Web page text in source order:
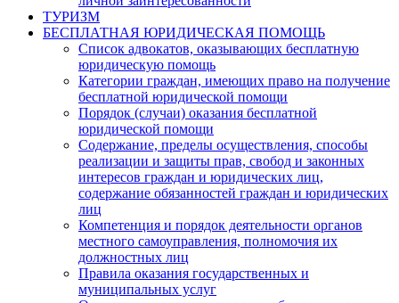
ТУРИЗМ
БЕСПЛАТНАЯ ЮРИДИЧЕСКАЯ ПОМОЩЬ
Список адвокатов, оказывающих бесплатную
юридическую помощь
Категории граждан, имеющих право на получение
бесплатной юридической помощи
Порядок (случаи) оказания бесплатной
юридической помощи
Содержание, пределы осуществления, способы
реализации и защиты прав, свобод и законных
интересов граждан и юридических лиц,
содержание обязанностей граждан и юридических
лиц
Компетенция и порядок деятельности органов
местного самоуправления, полномочия их
должностных лиц
Правила оказания государственных и
муниципальных услуг